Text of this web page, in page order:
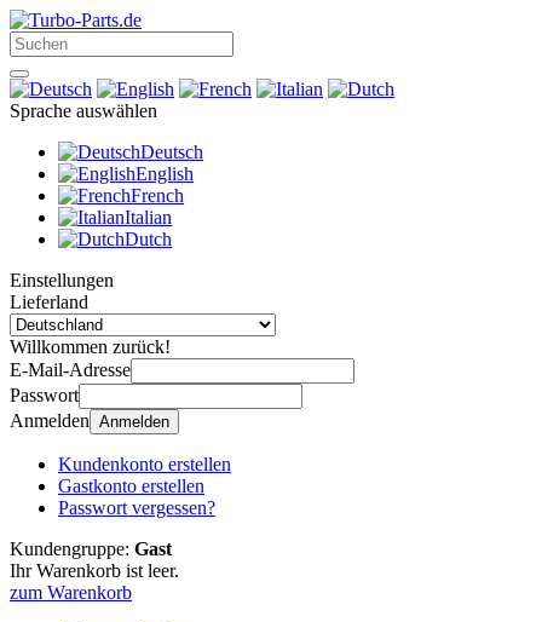
Sprache auswählen
Deutsch
English
French
Italian
Dutch
Einstellungen
Lieferland
Willkommen zurück!
E-Mail-Adresse
Passwort
Anmelden Anmelden
Kundenkonto erstellen
Gastkonto erstellen
Passwort vergessen?
Kundengruppe: Gast
Ihr Warenkorb ist leer.
zum Warenkorb